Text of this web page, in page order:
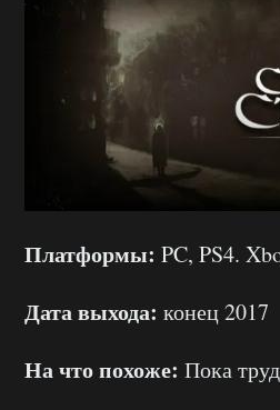
Платформы: PC, PS4.
Дата выхода: конец 2017
На что похоже: Пока